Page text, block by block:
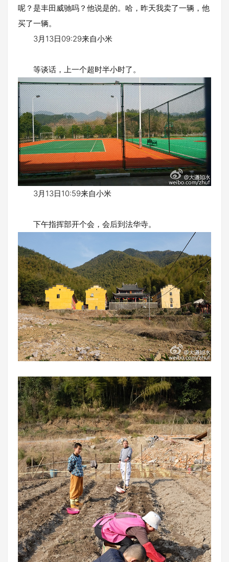
呢？是丰田威驰吗？他说是的。哈，昨天我卖了一辆，他
买了一辆。
3月13日09:29来自小米
等谈话，上一个超时半小时了。
3月13日10:59来自小米
下午指挥部开个会，会后到法华寺。